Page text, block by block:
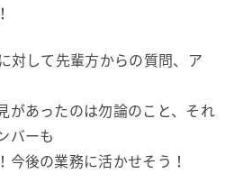
対して先輩方からの質問、ア
があったのは勿論のこと、それ
バーも
後の業務に活かせそう！